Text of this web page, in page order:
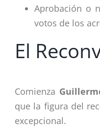
Aprobación o
votos de los
El
Comienza
que la figura del
excepcional.